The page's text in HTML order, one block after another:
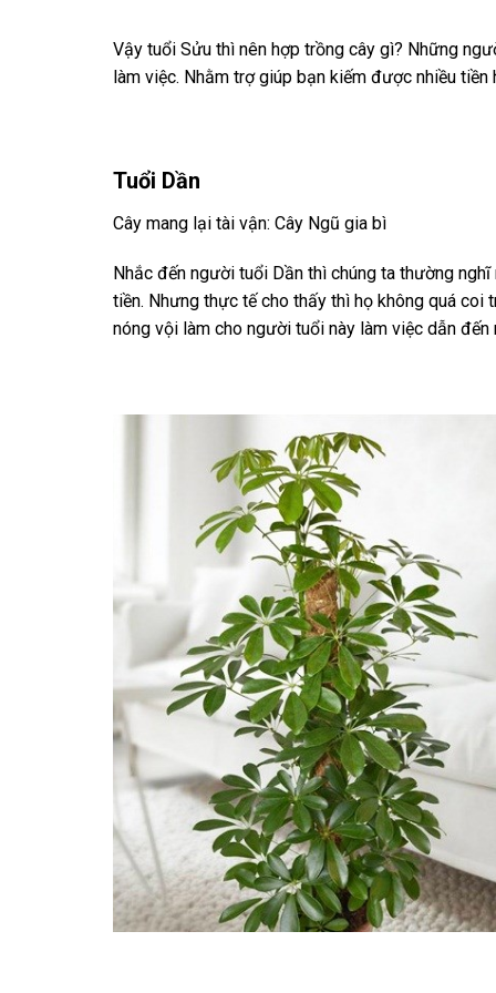
Vậy tuổi Sửu thì nên hợp trồng cây gì? Những
làm việc. Nhằm trợ giúp bạn kiếm được nhiều
Tuổi Dần
Cây mang lại tài vận: Cây Ngũ gia bì
Nhắc đến người tuổi Dần thì chúng ta thường
tiền. Nhưng thực tế cho thấy thì họ không quá
nóng vội làm cho người tuổi này làm việc dẫn đến